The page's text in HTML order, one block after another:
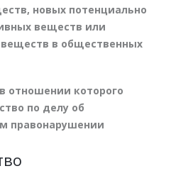
новых потенциально
веществ или
в общественных
отношении которого
по делу об
правонарушении